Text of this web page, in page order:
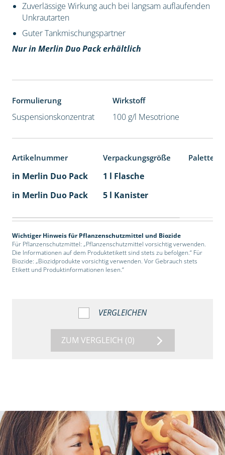
Zuverlässige Wirkung auch bei langsam auflaufenden
Unkrautarten
Guter Tankmischungspartner
Nur in Merlin Duo Pack erhältlich
Formulierung
Suspensionskonzentrat
Wirkstoff
100 g/l Mesotrione
Artikelnummer Verpackungsgröße
in Merlin Duo Pack
1 l Flasche
in Merlin Duo Pack
5 l Kanister
Wichtiger Hinweis für Pflanzenschutzmittel und Biozide
Für Pflanzenschutzmittel: „Pflanzenschutzmittel vorsichtig verwenden.
Die Informationen auf dem Produktetikett sind stets zu befolgen.“ Für
Biozide: „Biozidprodukte vorsichtig verwenden. Vor Gebrauch stets
Etikett und Produktinformationen lesen.“
VERGLEICHEN
ZUM VERGLEICH (0)